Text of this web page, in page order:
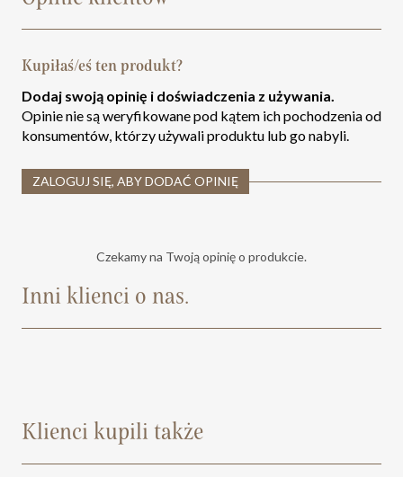
Kupiłaś/eś ten produkt?
Dodaj swoją opinię i doświadczenia z używania.
Opinie nie są weryfikowane pod kątem ich pochodzenia od
konsumentów, którzy używali produktu lub go nabyli.
ZALOGUJ SIĘ, ABY DODAĆ OPINIĘ
Czekamy na Twoją opinię o produkcie.
Inni klienci o nas.
Klienci kupili także